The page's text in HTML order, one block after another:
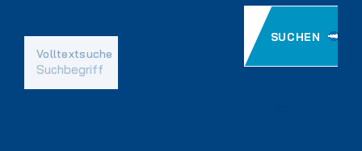
Felder
Volltextsuche
SUCHEN